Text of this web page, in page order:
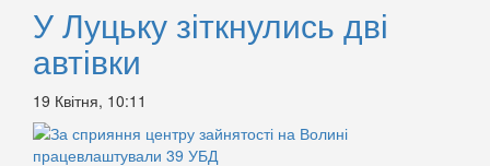
У Луцьку зіткнулись дві
автівки
19 Квітня, 10:11